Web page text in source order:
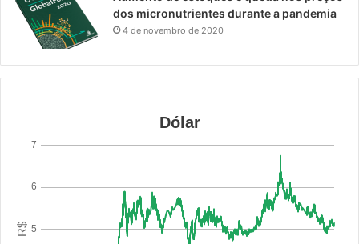
dos micronutrientes durante a pandemia
4 de novembro de 2020